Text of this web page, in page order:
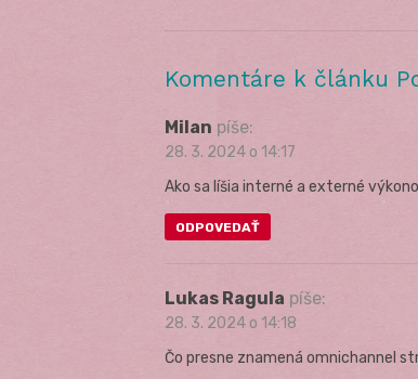
Komentáre k článku
Milan píše:
28. 3. 2024 o 14:17
Ako sa líšia interné a externé
ODPOVEDAŤ
Lukas Ragula píše:
28. 3. 2024 o 14:18
Čo presne znamená omnichannel